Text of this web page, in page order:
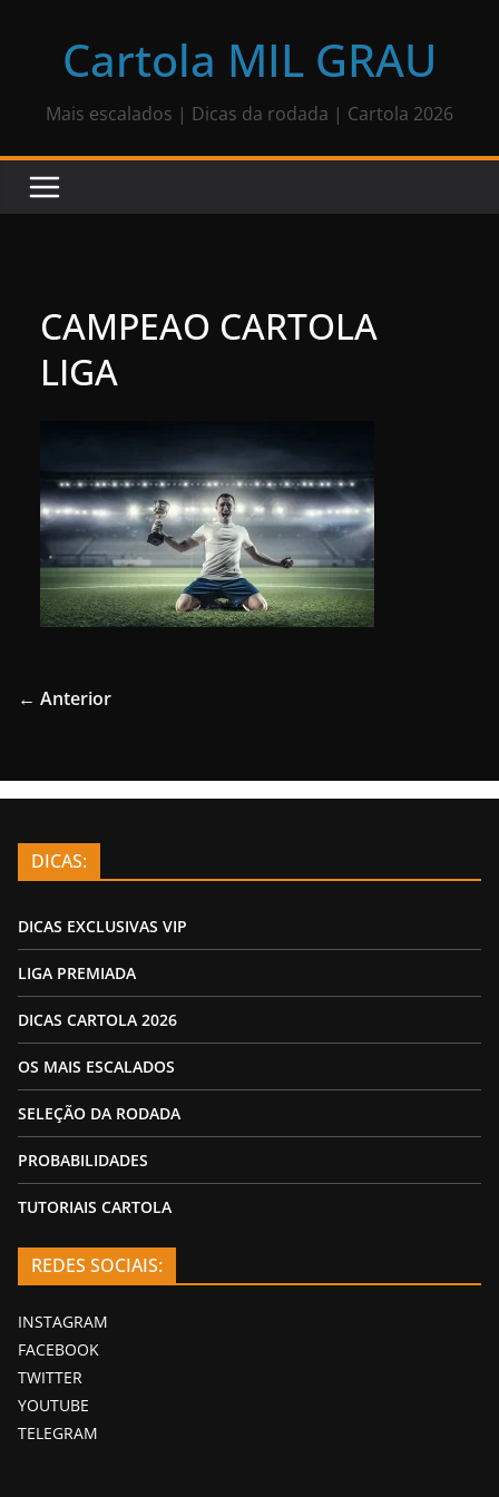
Cartola MIL GRAU
Mais escalados | Dicas da rodada | Cartola 2026
CAMPEAO CARTOLA
LIGA
← Anterior
DICAS:
DICAS EXCLUSIVAS VIP
LIGA PREMIADA
DICAS CARTOLA 2026
OS MAIS ESCALADOS
SELEÇÃO DA RODADA
PROBABILIDADES
TUTORIAIS CARTOLA
REDES SOCIAIS:
INSTAGRAM
FACEBOOK
TWITTER
YOUTUBE
TELEGRAM